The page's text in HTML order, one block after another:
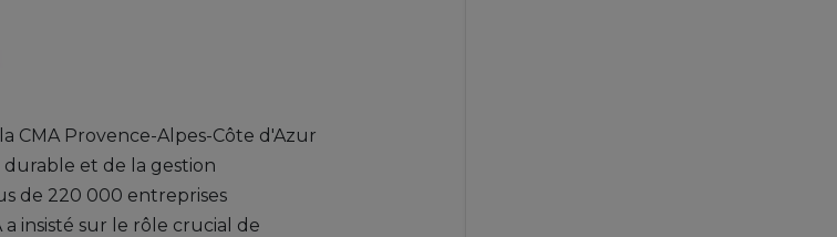
CMA Provence-Alpes-Côte d'Azur
et de la gestion
de 220 000 entreprises
insisté sur le rôle crucial de